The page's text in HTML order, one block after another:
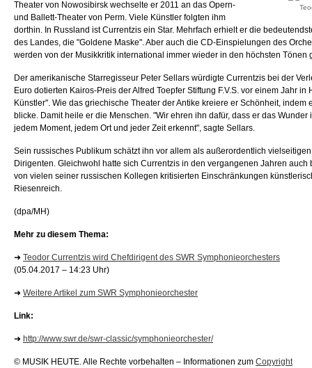
Theater von Nowosibirsk wechselte er 2011 an das Opern-
und Ballett-Theater von Perm. Viele Künstler folgten ihm
dorthin. In Russland ist Currentzis ein Star. Mehrfach erhielt er die
des Landes, die "Goldene Maske". Aber auch die CD-Einspielungen des
werden von der Musikkritik international immer wieder in den höchsten Tönen
Der amerikanische Starregisseur Peter Sellars würdigte Currentzis bei der
Euro dotierten Kairos-Preis der Alfred Toepfer Stiftung F.V.S. vor einem Jahr
Künstler". Wie das griechische Theater der Antike kreiere er Schönheit, indem
blicke. Damit heile er die Menschen. "Wir ehren ihn dafür, dass er das Wunder
jedem Moment, jedem Ort und jeder Zeit erkennt", sagte Sellars.
Sein russisches Publikum schätzt ihn vor allem als außerordentlich
Dirigenten. Gleichwohl hatte sich Currentzis in den vergangenen Jahren auch
von vielen seiner russischen Kollegen kritisierten Einschränkungen
Riesenreich.
(dpa/MH)
Mehr zu diesem Thema:
➜ Teodor Currentzis wird Chefdirigent des SWR Symphonieorchesters
(05.04.2017 – 14:23 Uhr)
➜ Weitere Artikel zum SWR Symphonieorchester
Link:
➜ http://www.swr.de/swr-classic/symphonieorchester/
© MUSIK HEUTE. Alle Rechte vorbehalten – Informationen zum Copyright